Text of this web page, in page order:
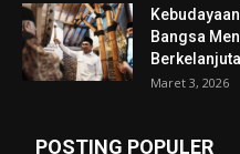
Bangsa
Maret 3, 2026
POSTING POPULER